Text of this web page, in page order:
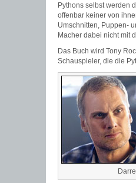
Pythons selbst werden
offenbar keiner von
Umschnitten, Puppen-
Macher dabei nicht mit
Das Buch wird Tony
Schauspieler, die die